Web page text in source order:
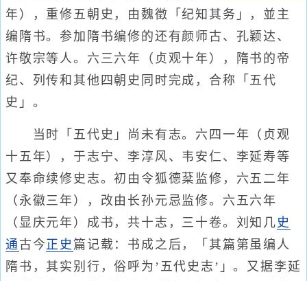
年），重修五朝史，由魏徵「纪知其务」，並主
编隋书。参加隋书编修的还有颜师古、孔颖达、
许敬宗等人。六三六年（贞观十年），隋书的帝
纪、列传和其他四朝史同时完成，合称「五代
史」。
当时「五代史」尚未有志。六四一年（贞观
十五年），于志宁、李淳风、韦安仁、李延寿等
又奉命续修史志。初由令狐德棻监修，六五二年
（永徽三年），改由长孙元忌监修。六五六年
（显庆元年）成书，共十志，三十卷。刘知几 史
通古今正史篇记载：书成之后，「其篇第虽编人
隋书，其实别行，俗呼为’五代史志’」。又据李延